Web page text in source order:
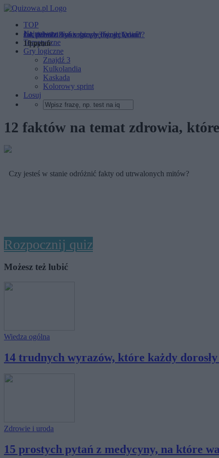
TOP
Najnowsze
Tematyczne
Gry logiczne
Znajdź 3
Kulkolandia
Kaskada
Kolorowy sprint
Losuj
12 faktów na temat zdrowia,
Czy jesteś w stanie odróżnić fakty od utrwalonych mitów?
Rozpocznij quiz
Możesz też lubić
Wiedza ogólna
14 trudnych wyrazów, które każdy dorosły
Zdrowie i uroda
15 prostych pytań z medycyny, na które
Co mówi o Tobie grupa Twojej krwi?
1 pytanie
Jak poradziłbyś sobie, będąc dr Quinn?
15 pytań
Jak dobrze znasz nazwy różnych dań?
10 pytań